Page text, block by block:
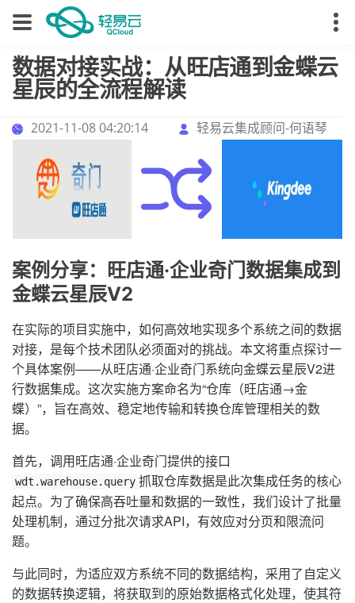
数据对接实战：从旺店通到金蝶云
星辰的全流程解读
2021-11-08 04:20:14 轻易云集成顾问-何语琴
案例分享：旺店通·企业奇门数据集成到
金蝶云星辰V2
在实际的项目实施中，如何高效地实现多个系统之间的数据
对接，是每个技术团队必须面对的挑战。本文将重点探讨一
个具体案例——从旺店通·企业奇门系统向金蝶云星辰V2进
行数据集成。这次实施方案命名为“仓库（旺店通→金
蝶）”，旨在高效、稳定地传输和转换仓库管理相关的数
据。
首先，调用旺店通·企业奇门提供的接口
wdt.warehouse.query 抓取仓库数据是此次集成任务的核心
起点。为了确保高吞吐量和数据的一致性，我们设计了批量
处理机制，通过分批次请求API，有效应对分页和限流问
题。
与此同时，为适应双方系统不同的数据结构，采用了自定义
的数据转换逻辑，将获取到的原始数据格式化处理，使其符